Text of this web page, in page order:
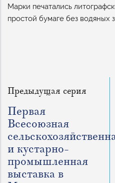
Марки печатались
простой бумаге без водяных
Предыдущая серия
Первая
Всесоюзная
и кустарно-
промышленная
выставка в